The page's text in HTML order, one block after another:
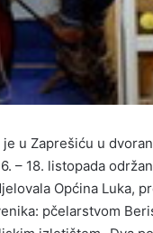
u Zaprešiću u
– 18. listopada
Općina Luka,
pčelarstvom